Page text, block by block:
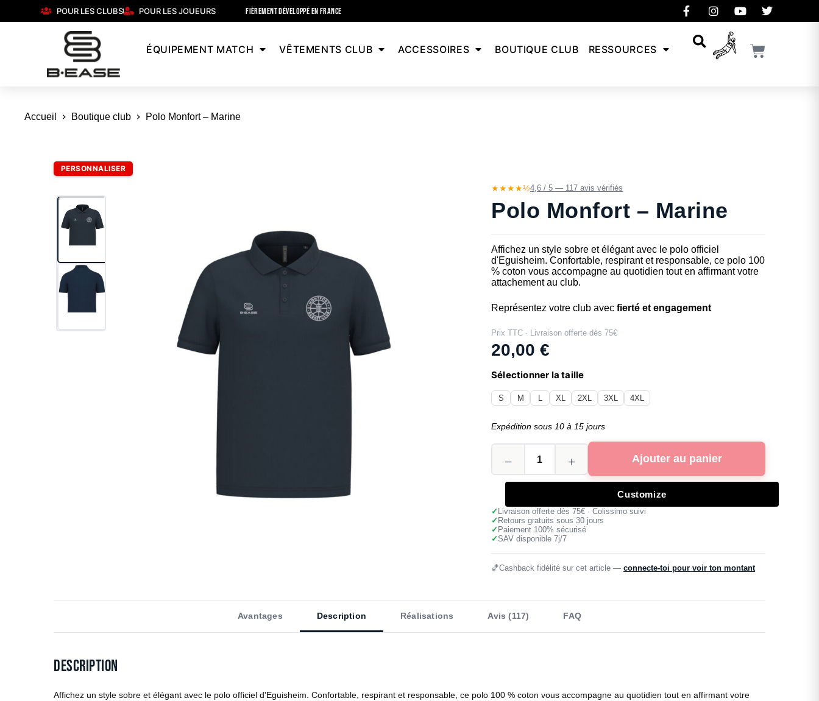
POUR LES CLUBS POUR LES JOUEURS FIÈREMENT DÉVELOPPÉ EN FRANCE
ÉQUIPEMENT MATCH VÊTEMENTS CLUB ACCESSOIRES BOUTIQUE CLUB RESSOURCES
Accueil Boutique club Polo Monfort – Marine
PERSONNALISER
★★★★½4,6 / 5 — 117 avis vérifiés
Polo Monfort – Marine
Affichez un style sobre et élégant avec le polo officiel
d'Eguisheim. Confortable, respirant et responsable, ce polo 100
% coton vous accompagne au quotidien tout en affirmant votre
attachement au club.
Représentez votre club avecfierté et engagement
Prix TTC · Livraison offerte dès 75€
20,00€
Sélectionner la taille
S M L XL 2XL 3XL 4XL
Expédition sous 10 à 15 jours
Ajouter au panier
Customize
✓
Livraison offerte dès 75€ · Colissimo suivi
✓ Retours gratuits sous 30 jours
✓ Paiement 100% sécurisé
✓SAV disponible 7j/7
🏀Cashback fidélité sur cet article —connecte-toi pour voir ton montant
Avantages Description Réalisations Avis (117) FAQ
Description
Affichez un style sobre et élégant avec le polo officiel d'Eguisheim. Confortable, respirant et responsable, ce polo 100 % coton vous accompagne au quotidien tout en affirmant votre